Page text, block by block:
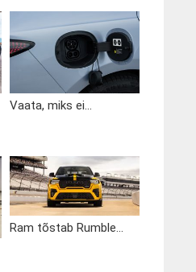
Vaata, miks ei...
Ram tõstab Rumble...